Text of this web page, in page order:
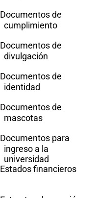
Documentos de
cumplimiento
Documentos de
divulgación
Documentos de
identidad
Documentos de
mascotas
Documentos para
ingreso a la
universidad
Estados financieros